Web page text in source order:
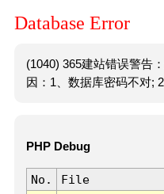
Database Error
(1040) 365建站错误警告
因：1、数据库密码不对;
PHP Debug
No. File